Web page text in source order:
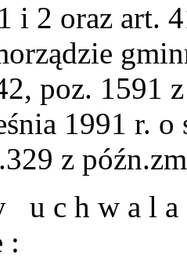
i 2 oraz art.
poz. 1591
1991 r.
z
u c h w a l a
: